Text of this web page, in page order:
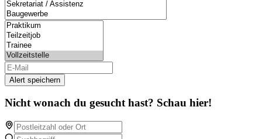
Alert speichern
Nicht wonach du gesucht hast? Schau hier!